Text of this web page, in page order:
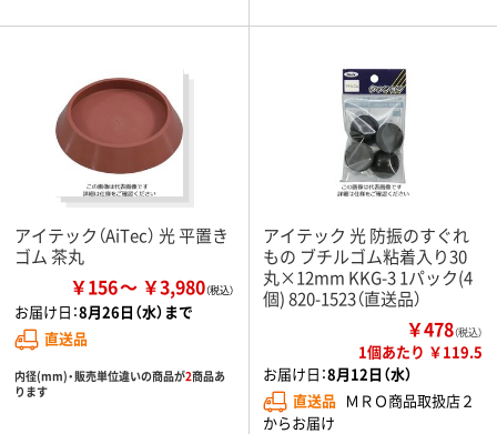
アイテック（AiTec） 光 平置き
ゴム 茶丸
￥156 ￥3,980
お届け日：8月26日（水）まで
直送品
内径(mm)・販売単位違いの商品が2商品あ
ります
アイテック 光 防振のすぐれ
もの ブチルゴム粘着入り30
丸×12mm KKG-3 1パック(4
個) 820-1523（直送品）
￥478（税込）
1個あたり ￥119.5
お届け日：8月12日（水）
直送品 ＭＲＯ商品取扱店２
からお届け